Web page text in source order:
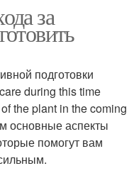
за
подготовки
during this time
the plant in the coming
основные аспекты
помогут вам